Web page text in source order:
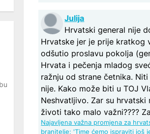
Julija
Hrvatski general nije
Hrvatske jer je prije kratkog
odšutio proslavu pokolja
Hrvata i pečenja mladog
ražnju od strane četnika. Niti
nije. Kako može biti u TOJ
Neshvatljivo. Zar su hrvatski
životi tako malo važni????
Najavljena važna promjena za
branitelje: 'Time ćemo ispraviti još